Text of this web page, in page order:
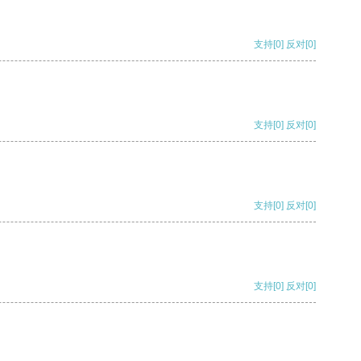
支持[0] 反对[0]
支持[0] 反对[0]
支持[0] 反对[0]
支持[0] 反对[0]